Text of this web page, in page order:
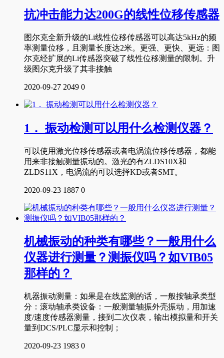
抗冲击能力达200G的线性位移传感器
图尔克全新升级的Li线性位移传感器可以高达5kHz的频
率测量位移，且测量长度达2米。更强、更快、更远：图
尔克经扩展的Li传感器突破了线性位移测量的限制。升
级图尔克升级了其非接触
2020-09-27 2049 0
1． 振动检测可以用什么检测仪器？
可以使用激光位移传感器或者电涡流位移传感器，都能
用来非接触测量振动的。激光的有ZLDS10X和
ZLDS11X，电涡流的可以选择KD或者SMT。
2020-09-23 1887 0
机械振动的种类有哪些？一般用什么
仪器进行测量？测振仪吗？如VIB05
那样的？
机器振动测量：如果是在线监测的话，一般按轴承类型
分：滚动轴承类设备：一般测量轴振外壳振动，用加速
度/速度传感器测量，接到二次仪表，输出模拟量和开关
量到DCS/PLC显示和控制；
2020-09-23 1983 0